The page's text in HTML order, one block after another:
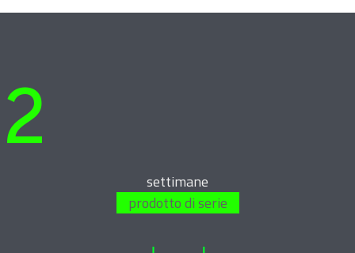
2
settimane
prodotto di serie